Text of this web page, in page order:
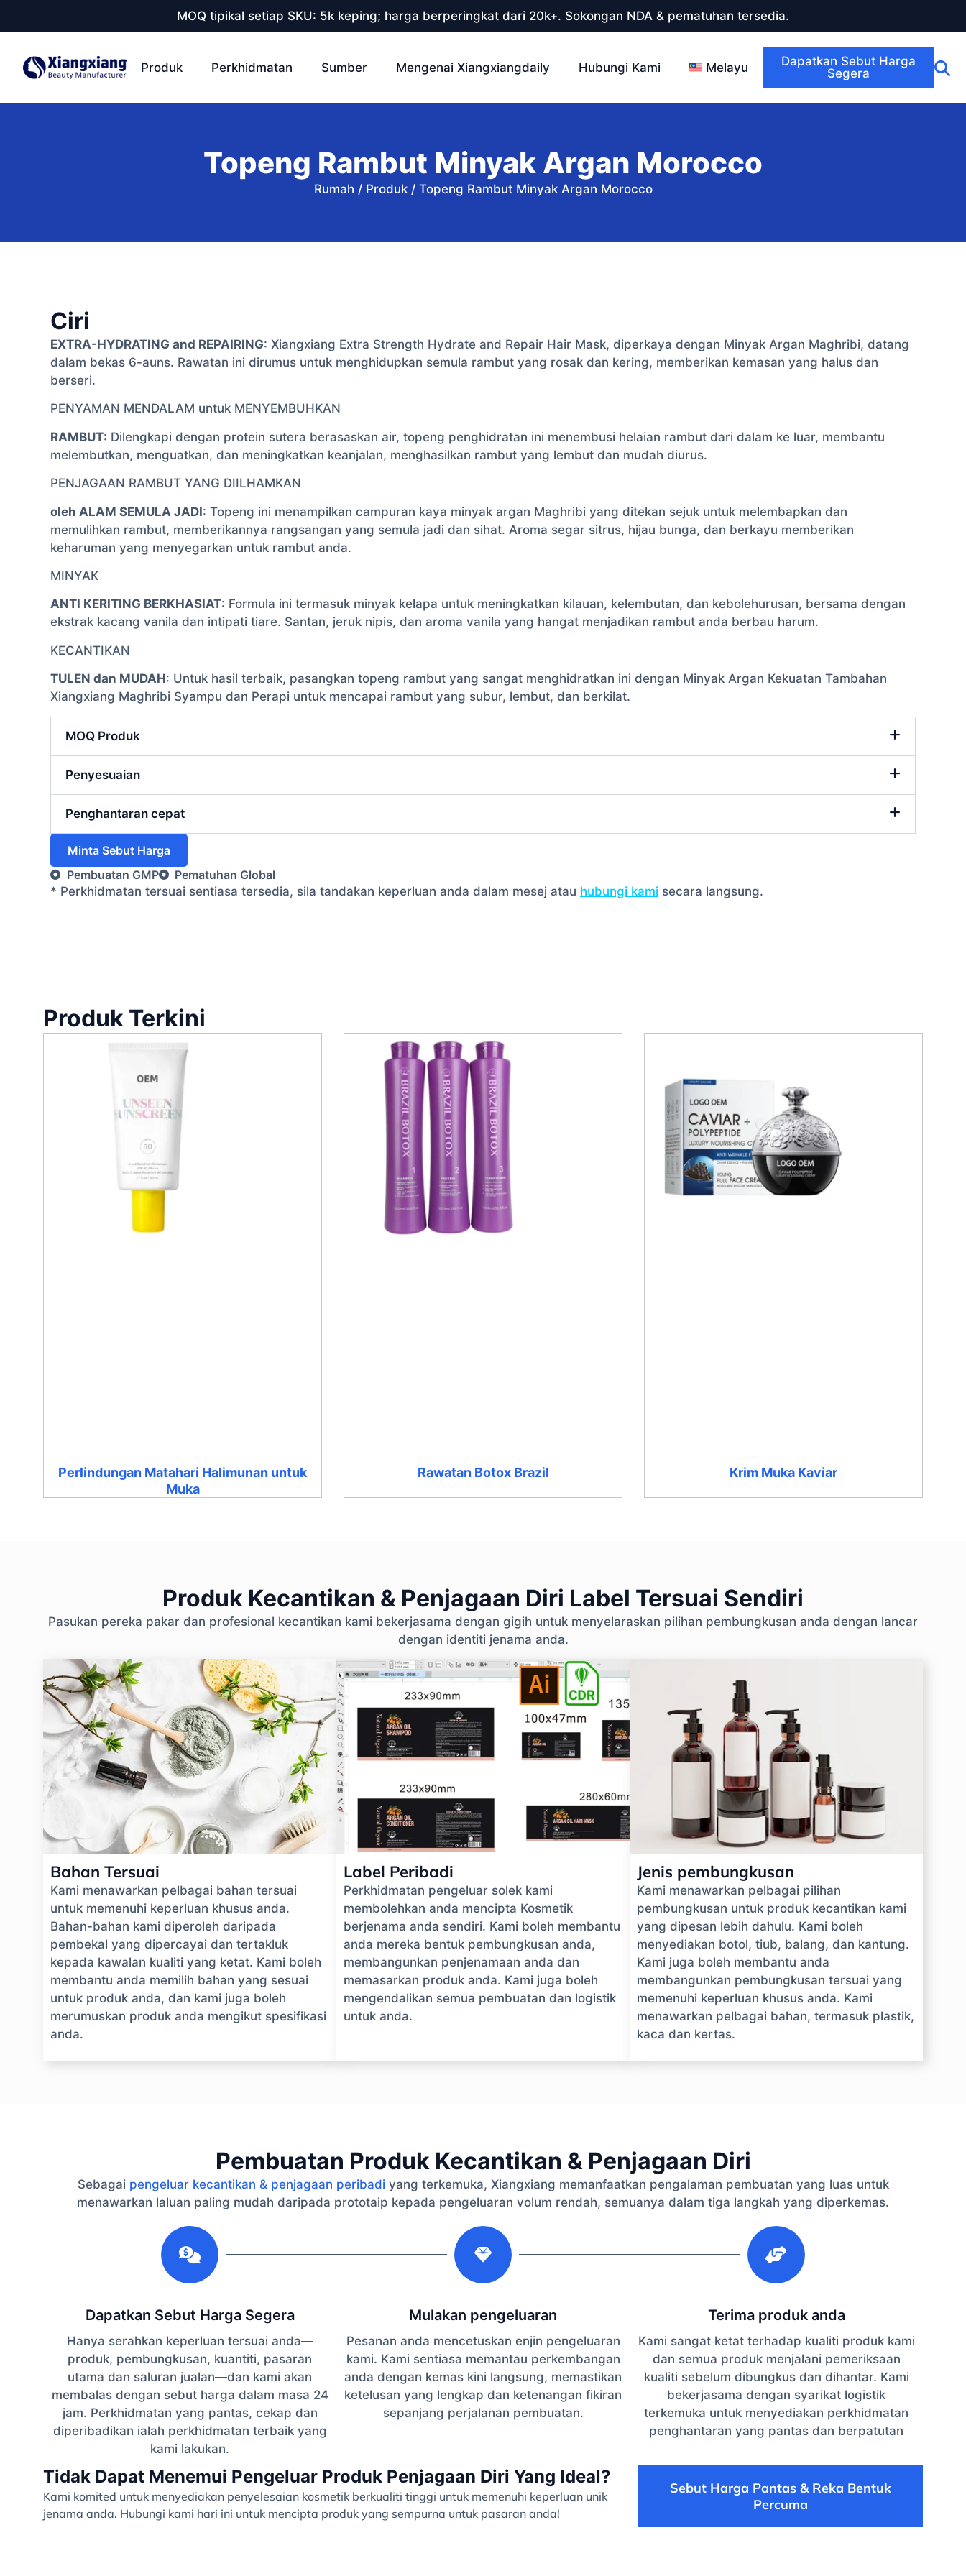
MOQ tipikal setiap SKU: 5k keping; harga berperingkat dari 20k+. Sokongan NDA & pematuhan tersedia.
Produk Perkhidmatan Sumber Mengenai Xiangxiangdaily Hubungi Kami Melayu
Dapatkan Sebut Harga
Segera
Topeng Rambut Minyak Argan Morocco
Rumah / Produk/ Topeng Rambut Minyak Argan Morocco
Ciri
EXTRA-HYDRATING and REPAIRING: Xiangxiang Extra Strength Hydrate and Repair Hair Mask, diperkaya dengan Minyak Argan Maghribi, datang
dalam bekas 6-auns. Rawatan ini dirumus untuk menghidupkan semula rambut yang rosak dan kering, memberikan kemasan yang halus dan
berseri.
PENYAMAN MENDALAM untuk MENYEMBUHKAN
RAMBUT: Dilengkapi dengan protein sutera berasaskan air, topeng penghidratan ini menembusi helaian rambut dari dalam ke luar, membantu
melembutkan, menguatkan, dan meningkatkan keanjalan, menghasilkan rambut yang lembut dan mudah diurus.
PENJAGAAN RAMBUT YANG DIILHAMKAN
oleh ALAM SEMULA JADI: Topeng ini menampilkan campuran kaya minyak argan Maghribi yang ditekan sejuk untuk melembapkan dan
memulihkan rambut, memberikannya rangsangan yang semula jadi dan sihat. Aroma segar sitrus, hijau bunga, dan berkayu memberikan
keharuman yang menyegarkan untuk rambut anda.
MINYAK
ANTI KERITING BERKHASIAT: Formula ini termasuk minyak kelapa untuk meningkatkan kilauan, kelembutan, dan kebolehurusan, bersama dengan
ekstrak kacang vanila dan intipati tiare. Santan, jeruk nipis, dan aroma vanila yang hangat menjadikan rambut anda berbau harum.
KECANTIKAN
TULEN dan MUDAH: Untuk hasil terbaik, pasangkan topeng rambut yang sangat menghidratkan ini dengan Minyak Argan Kekuatan Tambahan
Xiangxiang Maghribi Syampu dan Perapi untuk mencapai rambut yang subur, lembut, dan berkilat.
MOQ Produk
Penyesuaian
Penghantaran cepat
Minta Sebut Harga
Pembuatan GMP
Pematuhan Global
* Perkhidmatan tersuai sentiasa tersedia, sila tandakan keperluan anda dalam mesej atau hubungi kami secara langsung.
Produk Terkini
Perlindungan Matahari Halimunan untuk
Muka
Rawatan Botox Brazil Krim Muka Kaviar
Produk Kecantikan & Penjagaan Diri Label Tersuai Sendiri
Pasukan pereka pakar dan profesional kecantikan kami bekerjasama dengan gigih untuk menyelaraskan pilihan pembungkusan anda dengan lancar
dengan identiti jenama anda.
Bahan Tersuai
Kami menawarkan pelbagai bahan tersuai
untuk memenuhi keperluan khusus anda.
Bahan-bahan kami diperoleh daripada
pembekal yang dipercayai dan tertakluk
kepada kawalan kualiti yang ketat. Kami boleh
membantu anda memilih bahan yang sesuai
untuk produk anda, dan kami juga boleh
merumuskan produk anda mengikut spesifikasi
anda.
Label Peribadi
Perkhidmatan pengeluar solek kami
membolehkan anda mencipta Kosmetik
berjenama anda sendiri. Kami boleh membantu
anda mereka bentuk pembungkusan anda,
membangunkan penjenamaan anda dan
memasarkan produk anda. Kami juga boleh
mengendalikan semua pembuatan dan logistik
untuk anda.
Jenis pembungkusan
Kami menawarkan pelbagai pilihan
pembungkusan untuk produk kecantikan kami
yang dipesan lebih dahulu. Kami boleh
menyediakan botol, tiub, balang, dan kantung.
Kami juga boleh membantu anda
membangunkan pembungkusan tersuai yang
memenuhi keperluan khusus anda. Kami
menawarkan pelbagai bahan, termasuk plastik,
kaca dan kertas.
Pembuatan Produk Kecantikan & Penjagaan Diri
Sebagai pengeluar kecantikan & penjagaan peribadiyang terkemuka, Xiangxiang memanfaatkan pengalaman pembuatan yang luas untuk
menawarkan laluan paling mudah daripada prototaip kepada pengeluaran volum rendah, semuanya dalam tiga langkah yang diperkemas.
Dapatkan Sebut Harga Segera
Hanya serahkan keperluan tersuai anda—
produk, pembungkusan, kuantiti, pasaran
utama dan saluran jualan—dan kami akan
membalas dengan sebut harga dalam masa 24
jam. Perkhidmatan yang pantas, cekap dan
diperibadikan ialah perkhidmatan terbaik yang
kami lakukan.
Mulakan pengeluaran
Pesanan anda mencetuskan enjin pengeluaran
kami. Kami sentiasa memantau perkembangan
anda dengan kemas kini langsung, memastikan
ketelusan yang lengkap dan ketenangan fikiran
sepanjang perjalanan pembuatan.
Terima produk anda
Kami sangat ketat terhadap kualiti produk kami
dan semua produk menjalani pemeriksaan
kualiti sebelum dibungkus dan dihantar. Kami
bekerjasama dengan syarikat logistik
terkemuka untuk menyediakan perkhidmatan
penghantaran yang pantas dan berpatutan
Tidak Dapat Menemui Pengeluar Produk Penjagaan Diri Yang Ideal?
Kami komited untuk menyediakan penyelesaian kosmetik berkualiti tinggi untuk memenuhi keperluan unik
jenama anda. Hubungi kami hari ini untuk mencipta produk yang sempurna untuk pasaran anda!
Sebut Harga Pantas & Reka Bentuk
Percuma